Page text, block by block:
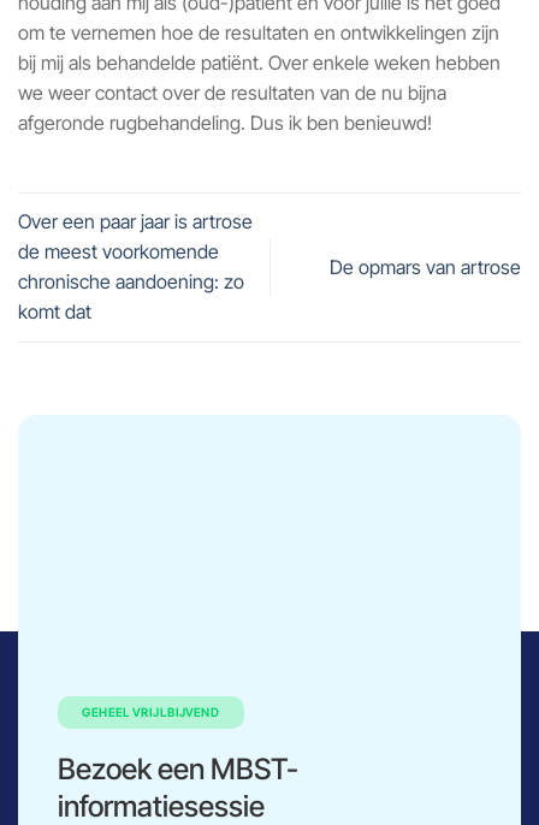
om te vernemen hoe de resultaten en ontwikkelingen zijn
bij mij als behandelde patiënt. Over enkele weken hebben
we weer contact over de resultaten van de nu bijna
afgeronde rugbehandeling. Dus ik ben benieuwd!
Over een paar jaar is artrose
de meest voorkomende
chronische aandoening: zo
komt dat
De opmars van artrose
GEHEEL VRIJLBIJVEND
Bezoek een MBST-
informatiesessie